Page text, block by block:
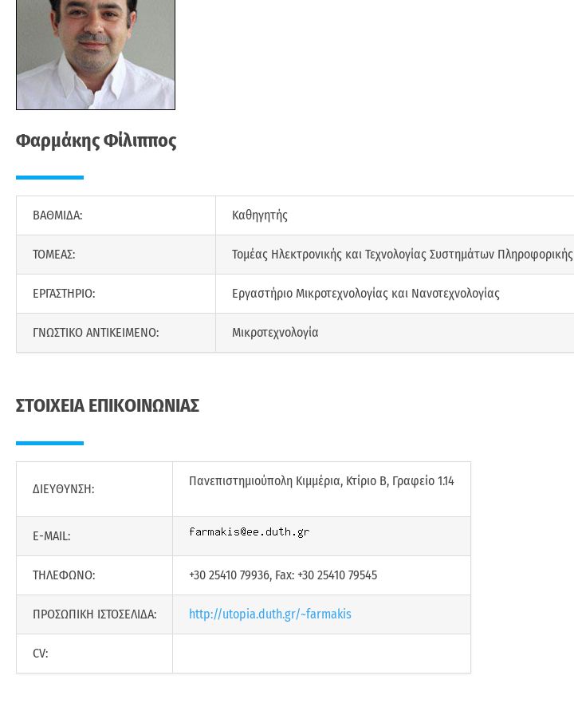
Φαρμάκης Φίλιππος
ΒΑΘΜΙΔΑ: Καθηγητής
ΤΟΜΕΑΣ: Τομέας Ηλεκτρονικής και Τεχνολογίας Συστημάτων Πληροφορικής
ΕΡΓΑΣΤΗΡΙΟ: Εργαστήριο Μικροτεχνολογίας και Νανοτεχνολογίας
ΓΝΩΣΤΙΚΟ ΑΝΤΙΚΕΙΜΕΝΟ: Μικροτεχνολογία
ΣΤΟΙΧΕΙΑ ΕΠΙΚΟΙΝΩΝΙΑΣ
ΔΙΕΥΘΥΝΣΗ:
Πανεπιστημιούπολη Κιμμέρια, Κτίριο Β, Γραφείο 1.14
E-MAIL:
ΤΗΛΕΦΩΝΟ: +30 25410 79936, Fax: +30 25410 79545
ΠΡΟΣΩΠΙΚΗ ΙΣΤΟΣΕΛΙΔΑ: http://utopia.duth.gr/~farmakis
CV: